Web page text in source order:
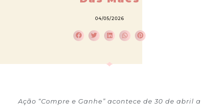
04/05/2026
Ação “Compre e Ganhe” acontece de 30 de abril a